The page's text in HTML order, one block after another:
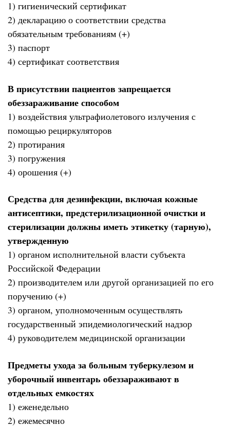
1) гигиенический сертификат
2) декларацию о соответствии средства
обязательным требованиям (+)
3) паспорт
4) сертификат соответствия
В присутствии пациентов запрещается
обеззараживание способом
1) воздействия ультрафиолетового излучения с
помощью рециркуляторов
2) протирания
3) погружения
4) орошения (+)
Средства для дезинфекции, включая кожные
антисептики, предстерилизационной очистки и
стерилизации должны иметь этикетку (тарную),
утвержденную
1) органом исполнительной власти субъекта
Российской Федерации
2) производителем или другой организацией по его
поручению (+)
3) органом, уполномоченным осуществлять
государственный эпидемиологический надзор
4) руководителем медицинской организации
Предметы ухода за больным туберкулезом и
уборочный инвентарь обеззараживают в
отдельных емкостях
1) еженедельно
2) ежемесячно